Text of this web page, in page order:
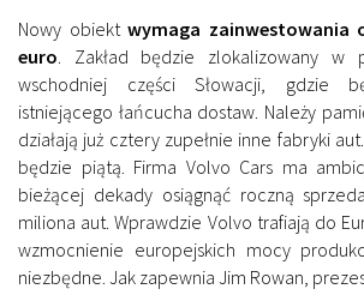
Nowy obiekt wymaga zainwestowania
euro . Zakład będzie zlokalizowany w
wschodniej części Słowacji, gdzie
istniejącego łańcucha dostaw. Należy
działają już cztery zupełnie inne fabryki
będzie piątą. Firma Volvo Cars ma
bieżącej dekady osiągnąć roczną
miliona aut. Wprawdzie Volvo trafiają do
wzmocnienie europejskich mocy
niezbędne. Jak zapewnia Jim Rowan,